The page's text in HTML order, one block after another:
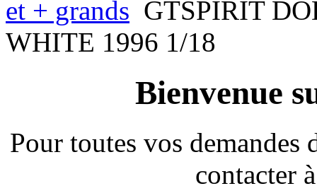
et + grands GTSPIRIT
WHITE 1996 1/18
Bienvenue
Pour toutes vos
contacter